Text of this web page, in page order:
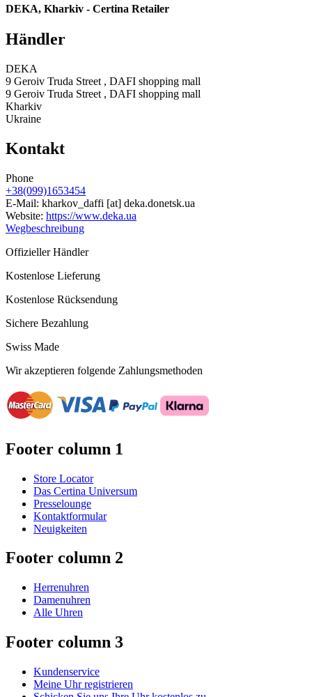
DEKA, Kharkiv - Certina Retailer
Händler
DEKA
9 Geroiv Truda Street , DAFI shopping mall
9 Geroiv Truda Street , DAFI shopping mall
Kharkiv
Ukraine
Kontakt
Phone
+38(099)1653454
E-Mail: kharkov_daffi [at] deka.donetsk.ua
Website: https://www.deka.ua
Wegbeschreibung
Offizieller Händler
Kostenlose Lieferung
Kostenlose Rücksendung
Sichere Bezahlung
Swiss Made
Wir akzeptieren folgende Zahlungsmethoden
Footer column 1
Store Locator
Das Certina Universum
Presselounge
Kontaktformular
Neuigkeiten
Footer column 2
Herrenuhren
Damenuhren
Alle Uhren
Footer column 3
Kundenservice
Meine Uhr registrieren